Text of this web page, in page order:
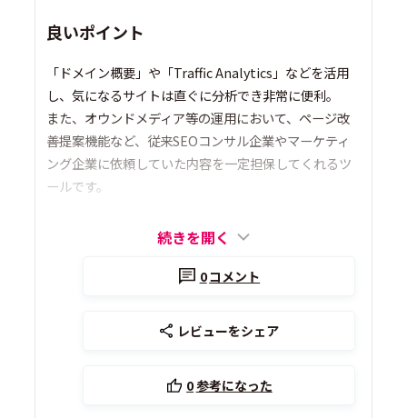
良いポイント
「ドメイン概要」や「Traffic Analytics」などを活用
し、気になるサイトは直ぐに分析でき非常に便利。
また、オウンドメディア等の運用において、ページ改
善提案機能など、従来SEOコンサル企業やマーケティ
ング企業に依頼していた内容を一定担保してくれるツ
ールです。
続きを開く
0コメント
レビューをシェア
0参考になった